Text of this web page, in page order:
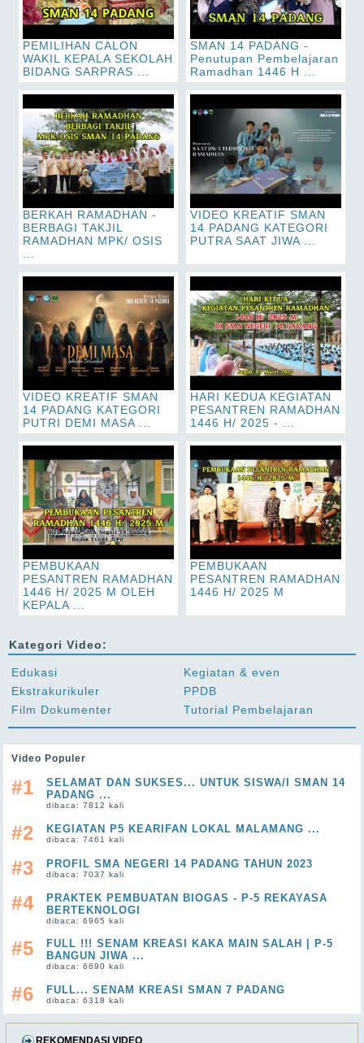
PEMILIHAN CALON
WAKIL KEPALA SEKOLAH
BIDANG SARPRAS ...
SMAN 14 PADANG -
Penutupan Pembelajaran
Ramadhan 1446 H ...
BERKAH RAMADHAN -
BERBAGI TAKJIL
RAMADHAN MPK/ OSIS
VIDEO KREATIF SMAN
14 PADANG KATEGORI
PUTRA SAAT JIWA ...
VIDEO KREATIF SMAN
14 PADANG KATEGORI
PUTRI DEMI MASA ...
HARI KEDUA KEGIATAN
PESANTREN RAMADHAN
1446 H/ 2025 - ...
PEMBUKAAN
PESANTREN RAMADHAN
1446 H/ 2025 M OLEH
KEPALA ...
PEMBUKAAN
PESANTREN RAMADHAN
1446 H/ 2025 M
Kategori Video:
Edukasi
Ekstrakurikuler
Film Dokumenter
Kegiatan & even
PPDB
Tutorial Pembelajaran
Video Populer
#1
SELAMAT DAN SUKSES... UNTUK SISWA/I SMAN 14
PADANG ...
dibaca: 7812 kali
#2 KEGIATAN P5 KEARIFAN LOKAL MALAMANG ...
dibaca: 7461 kali
#3 PROFIL SMA NEGERI 14 PADANG TAHUN 2023
dibaca: 7037 kali
#4
PRAKTEK PEMBUATAN BIOGAS - P-5 REKAYASA
BERTEKNOLOGI
dibaca: 6965 kali
#5
FULL !!! SENAM KREASI KAKA MAIN SALAH | P-5
BANGUN JIWA ...
dibaca: 6690 kali
#6 FULL... SENAM KREASI SMAN 7 PADANG
dibaca: 6318 kali
REKOMENDASI VIDEO